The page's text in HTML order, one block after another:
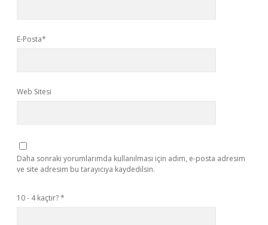
E-Posta*
Web Sitesi
Daha sonraki yorumlarımda kullanılması için adım, e-posta adresim
ve site adresim bu tarayıcıya kaydedilsin.
10 - 4 kaçtır?*